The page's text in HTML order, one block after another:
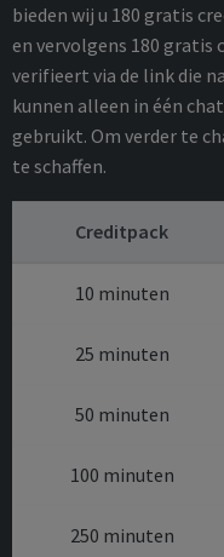
bieden wij u 180 gratis
en vervolgens 180 gratis
verifieert via de link die
kunnen alleen in één
gebruikt. Om verder te
te schaffen.
Creditpack
10 minuten
25 minuten
50 minuten
100 minuten
250 minuten